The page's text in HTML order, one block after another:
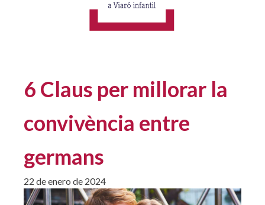
6 Claus per millorar la
convivència entre
germans
22 de enero de 2024